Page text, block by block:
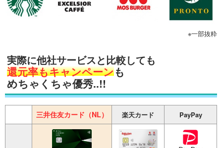
※一部抜粋
実際に他社サービスと比較しても
還元率もキャンペーンも
めちゃくちゃ優秀..!!
三井住友カード（NL） 楽天カード PayPay